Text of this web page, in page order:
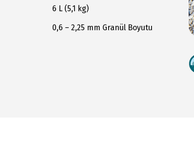
6 L (5,1 kg)
0,6 – 2,25 mm Granül Boyutu